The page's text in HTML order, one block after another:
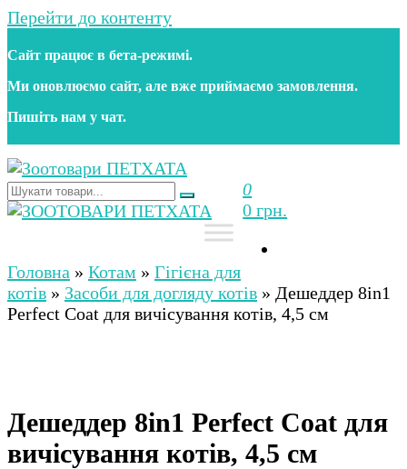
Перейти до контенту
Сайт працює в бета‑режимі.
Ми оновлюємо сайт, але вже приймаємо замовлення.
Пишіть нам у чат.
Зоотовари ПЕТХАТА
Зоомагазин для собак та котів | Корм, іграшки,
аксесуари та догляд за тваринами. Доставка по
0
0 грн.
Зоомагазин для собак та котів | Корм, іграшки,
аксесуари та догляд за тваринами. Доставка по
Україні
Головна » Котам » Гігієна для
котів » Засоби для догляду котів » Дешеддер 8in1
Perfect Coat для вичісування котів, 4,5 см
Дешеддер 8in1 Perfect Coat для
вичісування котів, 4,5 см